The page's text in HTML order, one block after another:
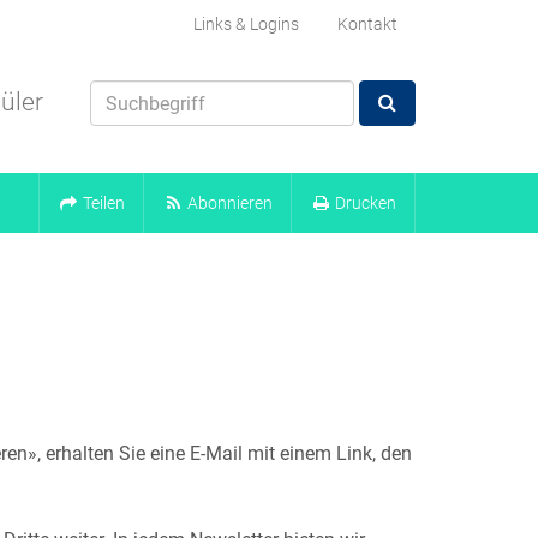
Links & Logins Kontakt
Teilen Abonnieren Drucken
erhalten Sie eine E-Mail mit einem Link, den